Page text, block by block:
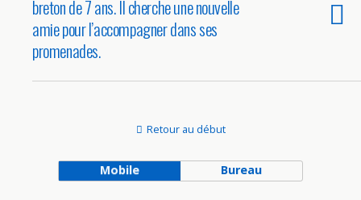
breton de 7 ans. Il cherche une nouvelle
amie pour l’accompagner dans ses
promenades.
Retour au début
Mobile Bureau